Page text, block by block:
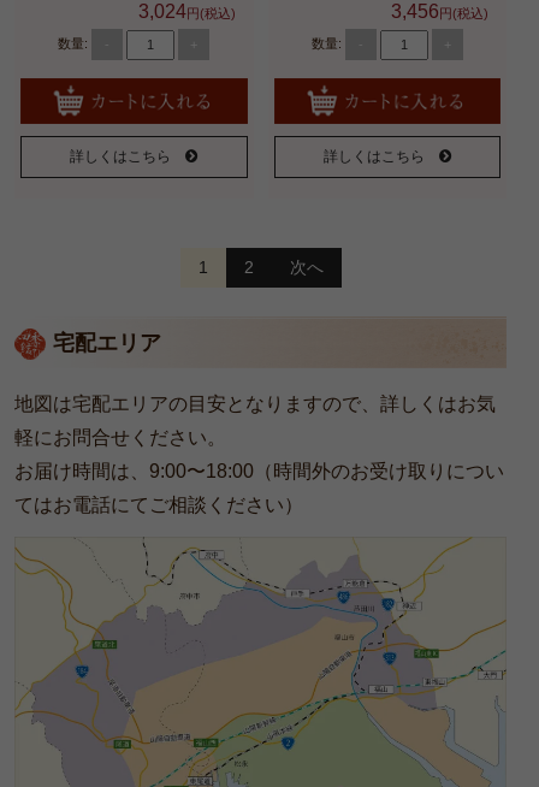
3,024円(税込)
数量: +
詳しくはこちら
3,456 円(税込)
数量: +
詳しくはこちら
ナ
ビ
ゲ
ー
シ
ョ
1 2 次へ
宅配エリア
地図は宅配エリアの目安となりますので、詳しくはお気
軽にお問合せください。
お届け時間は、9:00〜18:00（時間外のお受け取りについ
てはお電話にてご相談ください）